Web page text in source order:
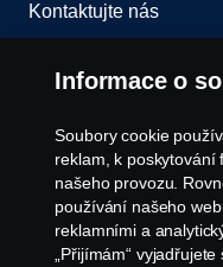
Kontaktujte nás
Všeobecné obchodní
Oznámení porušení
Zásady Cookies
Nastavení Cookie
Informace o
Soubory cookie
reklam, k poskytování
našeho provozu.
používání našeho
reklamními a
„Přijímám“